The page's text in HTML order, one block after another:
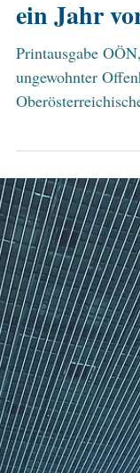
Ein Schuss
ein Jahr
Printausgabe